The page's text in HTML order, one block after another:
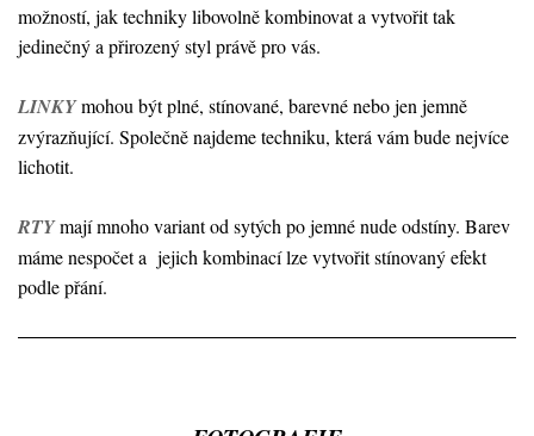
možností, jak techniky libovolně kombinovat a vytvořit tak
jedinečný a přirozený styl právě pro vás.
LINKYmohou být plné, stínované, barevné nebo jen jemně
zvýrazňující. Společně najdeme techniku, která vám bude nejvíce
lichotit.
RTYmají mnoho variant od sytých po jemné nude odstíny. Barev
máme nespočet a jejich kombinací lze vytvořit stínovaný efekt
podle přání.